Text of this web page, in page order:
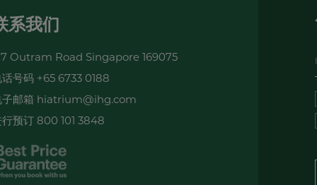
系我们
Outram Road Singapore 169075
号码 +65 6733 0188
邮箱 hiatrium@ihg.com
预订 800 101 3848